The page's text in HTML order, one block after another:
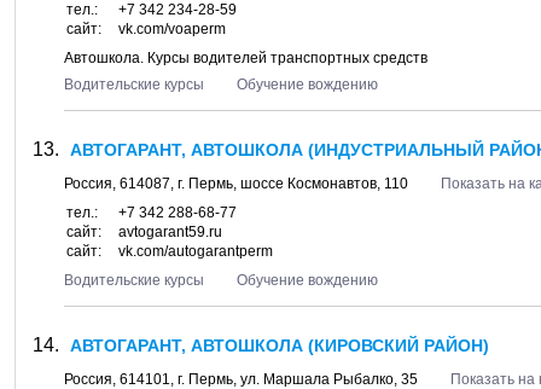
тел.:
+7 342 234-28-59
сайт:
vk.com/voaperm
Автошкола. Курсы водителей транспортных средств
Водительские курсы
Обучение вождению
АВТОГАРАНТ, АВТОШКОЛА (ИНДУСТРИАЛЬНЫЙ
Россия, 614087, г. Пермь, шоссе Космонавтов, 110
Показать на
тел.:
+7 342 288-68-77
сайт:
avtogarant59.ru
сайт:
vk.com/autogarantperm
Водительские курсы
Обучение вождению
АВТОГАРАНТ, АВТОШКОЛА (КИРОВСКИЙ РАЙОН)
Россия, 614101, г. Пермь, ул. Маршала Рыбалко, 35
Показать на